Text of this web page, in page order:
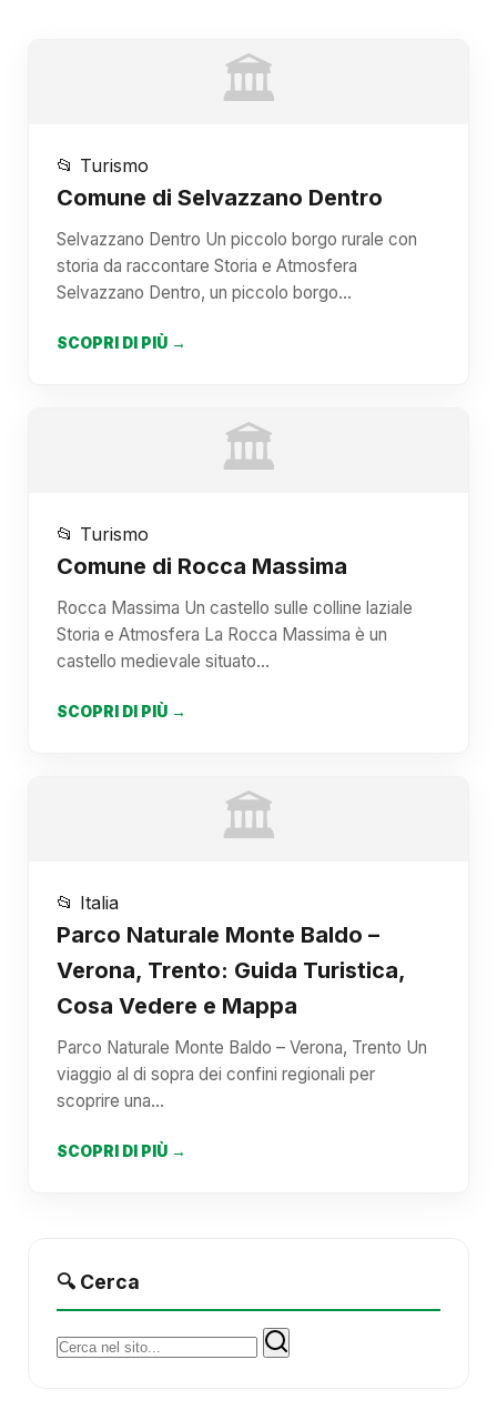
🏛️
📂 Turismo
Comune di Selvazzano Dentro
Selvazzano Dentro Un piccolo borgo rurale con
storia da raccontare Storia e Atmosfera
Selvazzano Dentro, un piccolo borgo…
SCOPRI DI PIÙ →
🏛️
📂 Turismo
Comune di Rocca Massima
Rocca Massima Un castello sulle colline laziale
Storia e Atmosfera La Rocca Massima è un
castello medievale situato…
SCOPRI DI PIÙ →
🏛️
📂 Italia
Parco Naturale Monte Baldo –
Verona, Trento: Guida Turistica,
Cosa Vedere e Mappa
Parco Naturale Monte Baldo – Verona, Trento Un
viaggio al di sopra dei confini regionali per
scoprire una…
SCOPRI DI PIÙ →
🔍 Cerca
Cerca: